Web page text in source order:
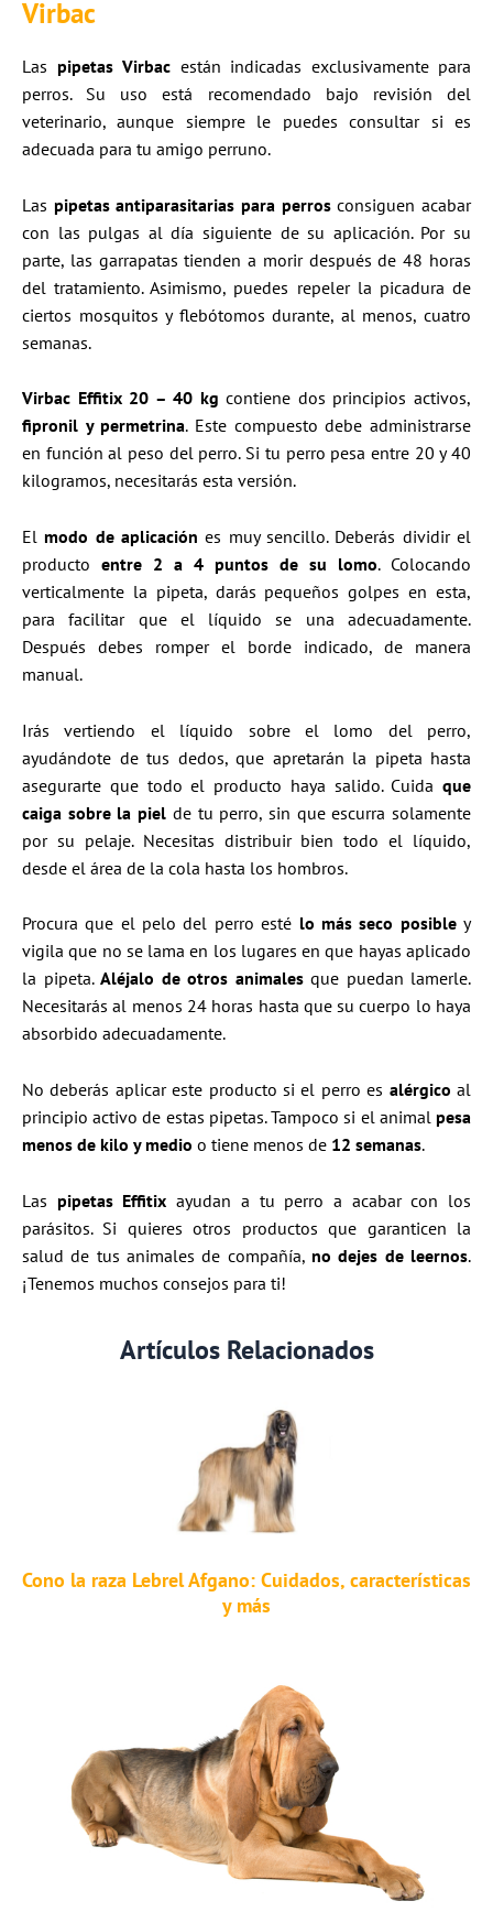
Virbac
Las pipetas Virbac están indicadas exclusivamente para
perros. Su uso está recomendado bajo revisión del
veterinario, aunque siempre le puedes consultar si es
adecuada para tu amigo perruno.
Las pipetas antiparasitarias para perrosconsiguen acabar
con las pulgas al día siguiente de su aplicación. Por su
parte, las garrapatas tienden a morir después de 48 horas
del tratamiento. Asimismo, puedes repeler la picadura de
ciertos mosquitos y flebótomos durante, al menos, cuatro
semanas.
Virbac Effitix 20 – 40 kg contiene dos principios activos,
fipronil y permetrina. Este compuesto debe administrarse
en función al peso del perro. Si tu perro pesa entre 20 y 40
kilogramos, necesitarás esta versión.
Elmodo de aplicación es muy sencillo. Deberás dividir el
producto entre 2 a 4 puntos de su lomo. Colocando
verticalmente la pipeta, darás pequeños golpes en esta,
para facilitar que el líquido se una adecuadamente.
Después debes romper el borde indicado, de manera
manual.
Irás vertiendo el líquido sobre el lomo del perro,
ayudándote de tus dedos, que apretarán la pipeta hasta
asegurarte que todo el producto haya salido. Cuida que
caiga sobre la piel de tu perro, sin que escurra solamente
por su pelaje. Necesitas distribuir bien todo el líquido,
desde el área de la cola hasta los hombros.
Procura que el pelo del perro esté lo más seco posibley
vigila que no se lama en los lugares en que hayas aplicado
la pipeta. Aléjalo de otros animalesque puedan lamerle.
Necesitarás al menos 24 horas hasta que su cuerpo lo haya
absorbido adecuadamente.
No deberás aplicar este producto si el perro es alérgico al
principio activo de estas pipetas. Tampoco si el animal pesa
menos de kilo y medio o tiene menos de 12 semanas.
Las pipetas Effitix ayudan a tu perro a acabar con los
parásitos. Si quieres otros productos que garanticen la
salud de tus animales de compañía, no dejes de leernos.
¡Tenemos muchos consejos para ti!
Artículos Relacionados
Cono la raza Lebrel Afgano: Cuidados, características
y más